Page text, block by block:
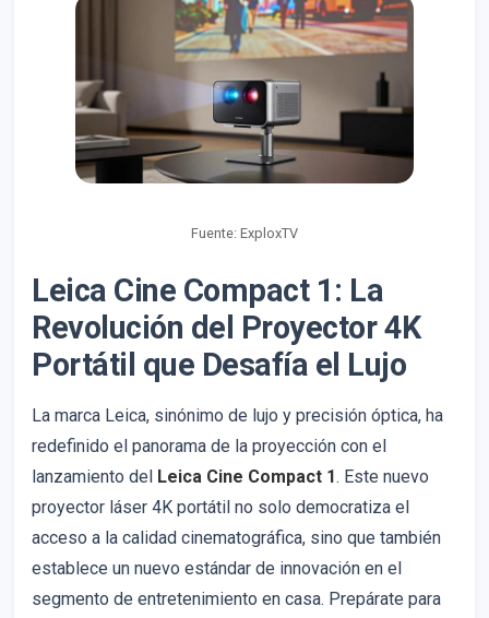
Fuente: ExploxTV
Leica Cine Compact 1: La
Revolución del Proyector 4K
Portátil que Desafía el Lujo
La marca Leica, sinónimo de lujo y precisión óptica, ha
redefinido el panorama de la proyección con el
lanzamiento del
Leica Cine Compact 1. Este nuevo
proyector láser 4K portátil no solo democratiza el
acceso a la calidad cinematográfica, sino que también
establece un nuevo estándar de innovación en el
segmento de entretenimiento en casa. Prepárate para